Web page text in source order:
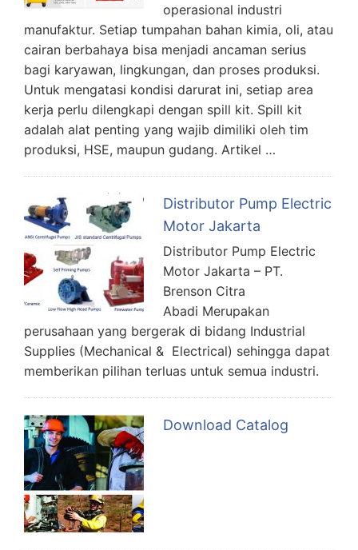
operasional industri
manufaktur. Setiap tumpahan bahan kimia, oli, atau
cairan berbahaya bisa menjadi ancaman serius
bagi karyawan, lingkungan, dan proses produksi.
Untuk mengatasi kondisi darurat ini, setiap area
kerja perlu dilengkapi dengan spill kit. Spill kit
adalah alat penting yang wajib dimiliki oleh tim
produksi, HSE, maupun gudang. Artikel …
Distributor Pump Electric
Motor Jakarta
Distributor Pump Electric
Motor Jakarta – PT.
Brenson Citra
Abadi Merupakan
perusahaan yang bergerak di bidang Industrial
Supplies (Mechanical & Electrical) sehingga dapat
memberikan pilihan terluas untuk semua industri.
Download Catalog